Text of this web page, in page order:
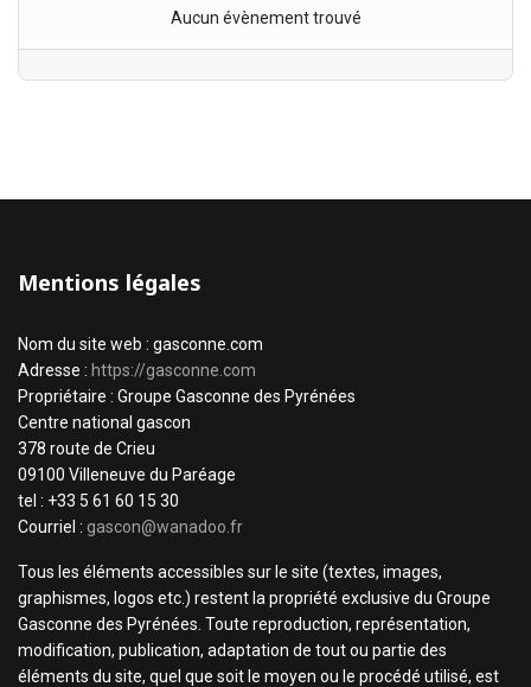
Aucun évènement trouvé
Mentions légales
Nom du site web : gasconne.com
Adresse : https://gasconne.com
Propriétaire : Groupe Gasconne des Pyrénées
Centre national gascon
378 route de Crieu
09100 Villeneuve du Paréage
tel : +33 5 61 60 15 30
Courriel : gascon@wanadoo.fr
Tous les éléments accessibles sur le site (textes, images,
graphismes, logos etc.) restent la propriété exclusive du Groupe
Gasconne des Pyrénées. Toute reproduction, représentation,
modification, publication, adaptation de tout ou partie des
éléments du site, quel que soit le moyen ou le procédé utilisé, est